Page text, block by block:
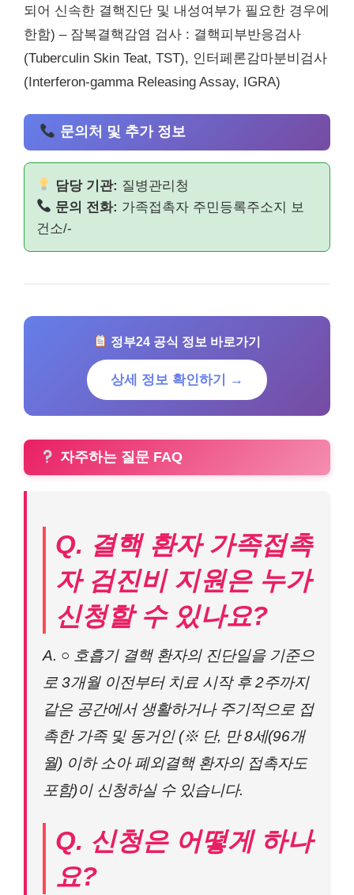
되어 신속한 결핵진단 및 내성여부가 필요한 경우에
한함) – 잠복결핵감염 검사 : 결핵피부반응검사
(Tuberculin Skin Teat, TST), 인터페론감마분비검사
(Interferon-gamma Releasing Assay, IGRA)
문의처 및 추가 정보
담당 기관: 질병관리청
문의 전화: 가족접촉자 주민등록주소지 보
건소/-
정부24 공식 정보 바로가기
상세 정보 확인하기 →
자주하는 질문 FAQ
Q. 결핵 환자 가족접촉
자 검진비 지원은 누가
신청할 수 있나요?
A. ○ 호흡기 결핵 환자의 진단일을 기준으
로 3개월 이전부터 치료 시작 후 2주까지
같은 공간에서 생활하거나 주기적으로 접
촉한 가족 및 동거인 (※ 단, 만 8세(96개
월) 이하 소아 폐외결핵 환자의 접촉자도
포함)이 신청하실 수 있습니다.
Q. 신청은 어떻게 하나
요?